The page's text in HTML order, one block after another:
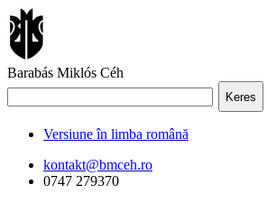
Barabás Miklós Céh
Keres
Versiune în limba română
kontakt@bmceh.ro
0747 279370